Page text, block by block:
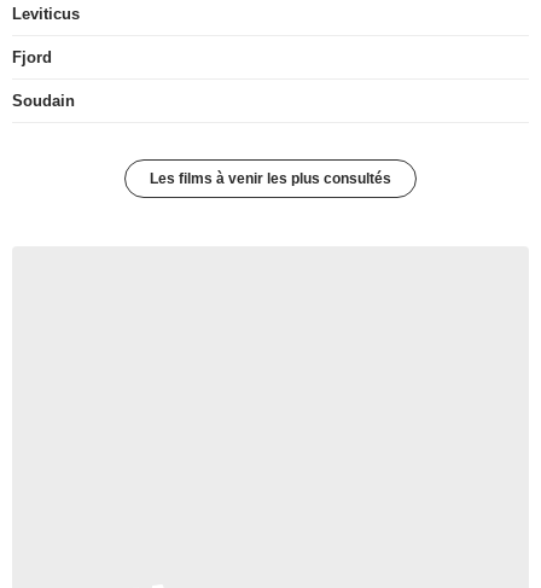
Leviticus
Fjord
Soudain
Les films à venir les plus consultés